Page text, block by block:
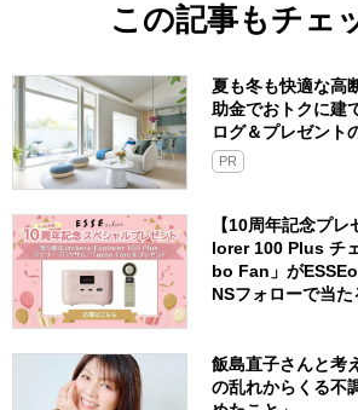
この記事もチェ
夏も冬も快適な高
助金でおトクに建
ログ＆プレゼント
PR
【10周年記念プ
lorer 100 Plus チ
bo Fan」が
NSフォローで当た
飯島直子さんと考
の乱れからくる不